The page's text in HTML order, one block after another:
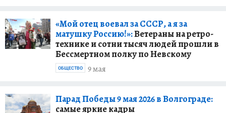
«Мой отец воевал за СССР, а я за
матушку Россию!»:Ветераны на ретро-
технике и сотни тысяч людей прошли в
Бессмертном полку по Невскому
9 мая
ОБЩЕСТВО
Парад Победы 9 мая 2026 в Волгограде:
самые яркие кадры